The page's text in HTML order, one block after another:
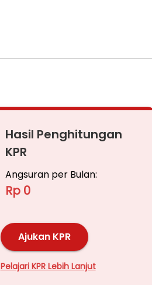
Hasil Penghitungan
KPR
Angsuran per Bulan:
Rp 0
Ajukan KPR
Pelajari KPR Lebih Lanjut